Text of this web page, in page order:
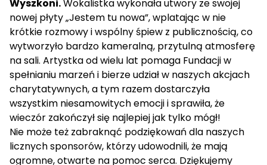
Wyszkoni.Wokalistka wykonała utwory ze swojej
nowej płyty „Jestem tu nowa”, wplatając w nie
krótkie rozmowy i wspólny śpiew z publicznością, co
wytworzyło bardzo kameralną, przytulną atmosferę
na sali. Artystka od wielu lat pomaga Fundacji w
spełnianiu marzeń i bierze udział w naszych akcjach
charytatywnych, a tym razem dostarczyła
wszystkim niesamowitych emocji i sprawiła, że
wieczór zakończył się najlepiej jak tylko mógł!
Nie może też zabraknąć podziękowań dla naszych
licznych sponsorów, którzy udowodnili, że mają
ogromne, otwarte na pomoc serca. Dziękujemy